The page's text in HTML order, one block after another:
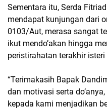
Sementara itu, Serda
mendapat kunjungan dari
0103/Aut, merasa sangat
ikut mendo’akan hingga
peristirahatan terakhir isteri
“Terimakasih Bapak
dan motivasi serta
kepada kami menjadikan